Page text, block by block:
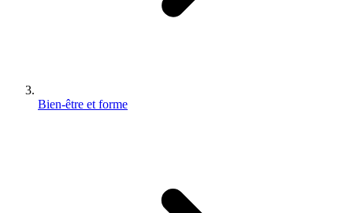
Bien-être et forme